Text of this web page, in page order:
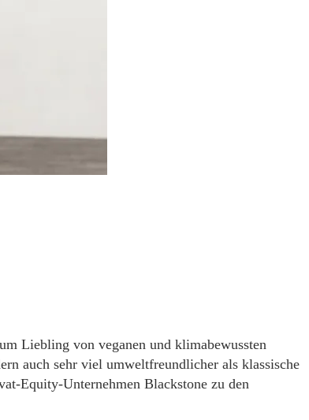
Liebling von veganen und klimabewussten
auch sehr viel umweltfreundlicher als klassische
Equity-Unternehmen Blackstone zu den